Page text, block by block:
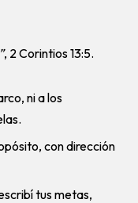
, 2 Corintios 13:5.
ni a los
con dirección
tus metas,